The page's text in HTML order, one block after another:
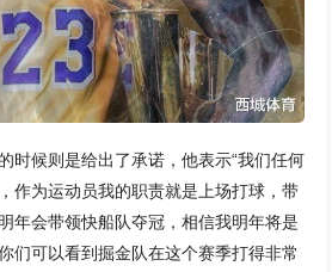
时候则是给出了承诺，他表示“我们任何
作为运动员我的职责就是上场打球，带
年会带领快船队夺冠，相信我明年将是
们可以看到掘金队在这个赛季打得非常